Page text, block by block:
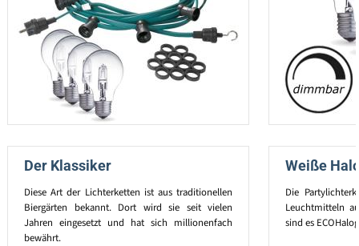
Der Klassiker
Diese Art der Lichterketten ist aus traditionellen
Biergärten bekannt. Dort wird sie seit vielen
Jahren eingesetzt und hat sich millionenfach
bewährt.
Weiße
Die
Leuchtmitteln
sind es